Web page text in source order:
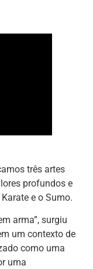
três artes
profundos e
e o Sumo.
arma”, surgiu
um contexto de
como uma
uma